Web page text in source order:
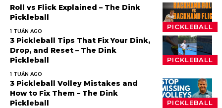
PICKLEBALL
Roll vs Flick Explained – The Dink
Pickleball
1 TUẦN AGO
PICKLEBALL
3 Pickleball Tips That Fix Your Dink,
Drop, and Reset – The Dink
Pickleball
1 TUẦN AGO
PICKLEBALL
3 Pickleball Volley Mistakes and
How to Fix Them – The Dink
Pickleball